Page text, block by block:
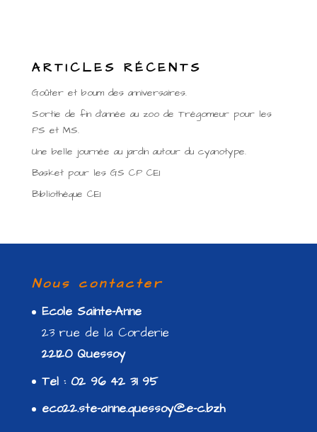
ARTICLES RÉCENTS
Goûter et boum des anniversaires.
Sortie de fin d’année au zoo de Trégomeur pour les
PS et MS.
Une belle journée au jardin autour du cyanotype.
Basket pour les GS CP CE1
Bibliothèque CE1
Nous contacter
Ecole Sainte-Anne
23 rue de la Corderie
22120 Quessoy
Tel : 02 96 42 31 95
eco22.ste-anne.quessoy@e-c.bzh